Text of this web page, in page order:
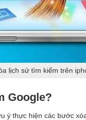
lịch sử tìm kiếm trên
Google?
ý thực hiện các bước